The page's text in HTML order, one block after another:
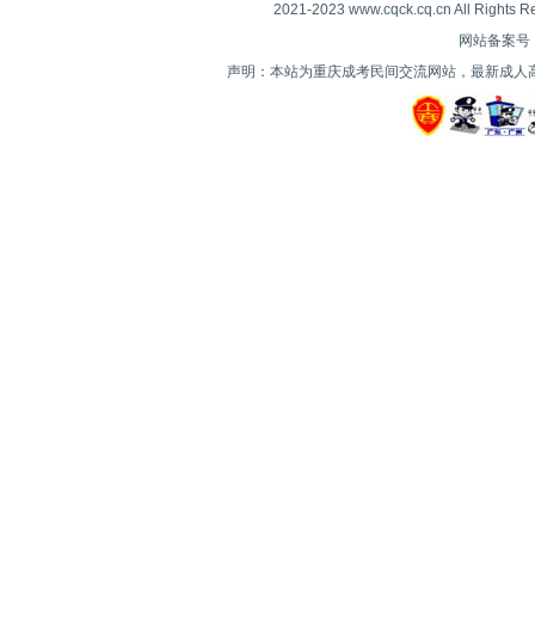
2021-2023 www.cqck.cq.cn All Rights
网站备案号
声明：本站为重庆成考民间交流网站，最新成